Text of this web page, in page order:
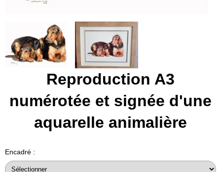
Reproduction A3
numérotée et signée d'une
aquarelle animalière
Encadré :